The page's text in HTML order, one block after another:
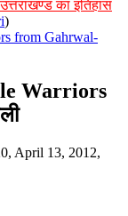
का इतिहास
)
from Gahrwal-
Warriors
April 13, 2012,